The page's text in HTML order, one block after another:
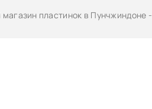
магазин пластинок в Пунчжиндоне